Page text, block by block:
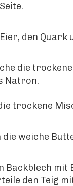
Eier, den
die
Natron.
trockene
die weiche
Backblech
den Teig